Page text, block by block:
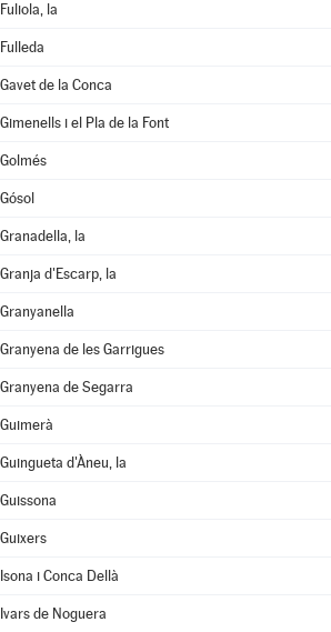
Fuliola, la
Fulleda
Gavet de la Conca
Gimenells i el Pla de la Font
Golmés
Gósol
Granadella, la
Granja d'Escarp, la
Granyanella
Granyena de les Garrigues
Granyena de Segarra
Guimerà
Guingueta d'Àneu, la
Guissona
Guixers
Isona i Conca Dellà
Ivars de Noguera